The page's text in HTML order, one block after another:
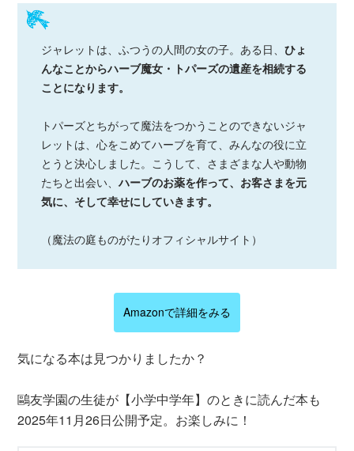
ジャレットは、ふつうの人間の女の子。ある日、ひょ
んなことからハーブ魔女・トパーズの遺産を相続する
ことになります。
トパーズとちがって魔法をつかうことのできないジャ
レットは、心をこめてハーブを育て、みんなの役に立
とうと決心しました。こうして、さまざまな人や動物
たちと出会い、ハーブのお薬を作って、お客さまを元
気に、そして幸せにしていきます。
（魔法の庭ものがたりオフィシャルサイト）
Amazonで詳細をみる
気になる本は見つかりましたか？
鷗友学園の生徒が【小学中学年】のときに読んだ本も
2025年11月26日公開予定。お楽しみに！